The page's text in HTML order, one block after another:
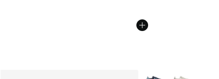
Plus de couleurs